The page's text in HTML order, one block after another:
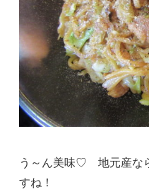
う～ん美味♡ 地元産な
すね！